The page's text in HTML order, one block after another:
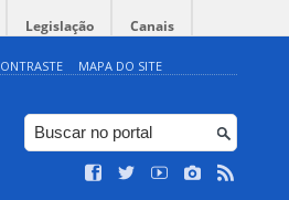
Legislação Canais
MAPA DO SITE